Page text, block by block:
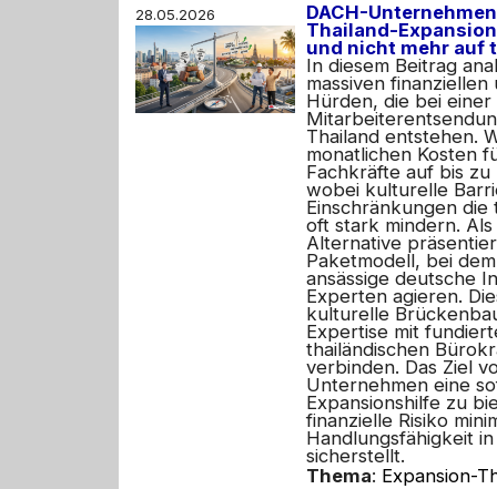
28.05.2026
DACH-
Thailand-
und nicht mehr auf
In diesem Beitrag
massiven
Hürden, die bei einer
Thailand entstehen.
monatlichen Kosten
Fachkräfte auf bis zu
wobei kulturelle
Einschränkungen die
oft stark mindern.
Alternative
Paketmodell, bei
ansässige deutsche
Experten agieren.
kulturelle
Expertise mit
thailändischen
verbinden. Das Ziel
Unternehmen eine
Expansionshilfe zu
finanzielle Risiko
Handlungsfähigkeit
sicherstellt.
Thema: Expansion-